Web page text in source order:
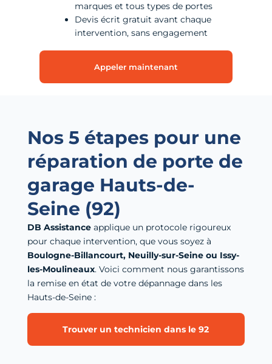
marques et tous types de portes
Devis écrit gratuit avant chaque
intervention, sans engagement
Appeler maintenant
Nos 5 étapes pour une
réparation de porte de
garage Hauts-de-
Seine (92)
DB Assistanceapplique un protocole rigoureux
pour chaque intervention, que vous soyez à
Boulogne-Billancourt, Neuilly-sur-Seine ou Issy-
les-Moulineaux. Voici comment nous garantissons
la remise en état de votre dépannage dans les
Hauts-de-Seine :
Trouver un technicien dans le 92